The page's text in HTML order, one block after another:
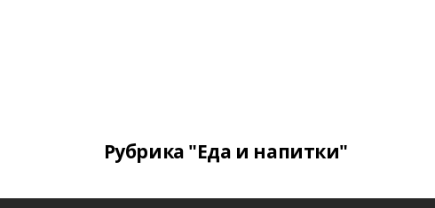
Рубрика "Еда и напитки"